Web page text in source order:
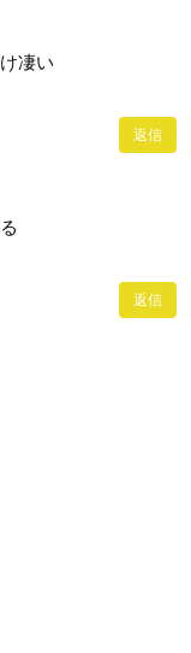
凄い
返信
返信